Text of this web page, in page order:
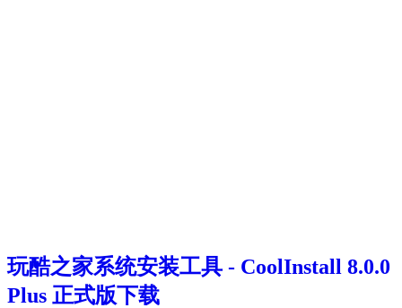
玩酷之家系统安装工具 - CoolInstall 8.0.0
Plus 正式版下载